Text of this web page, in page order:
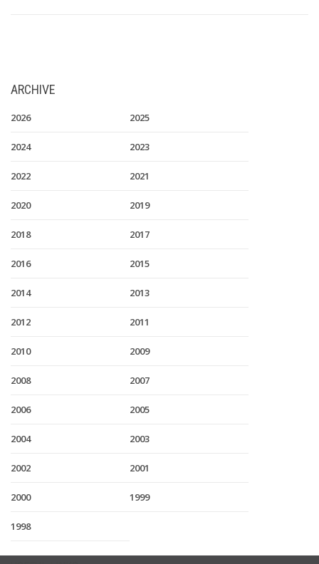
ARCHIVE
2026 2025
2024 2023
2022 2021
2020 2019
2018 2017
2016 2015
2014 2013
2012 2011
2010 2009
2008 2007
2006 2005
2004 2003
2002 2001
2000 1999
1998